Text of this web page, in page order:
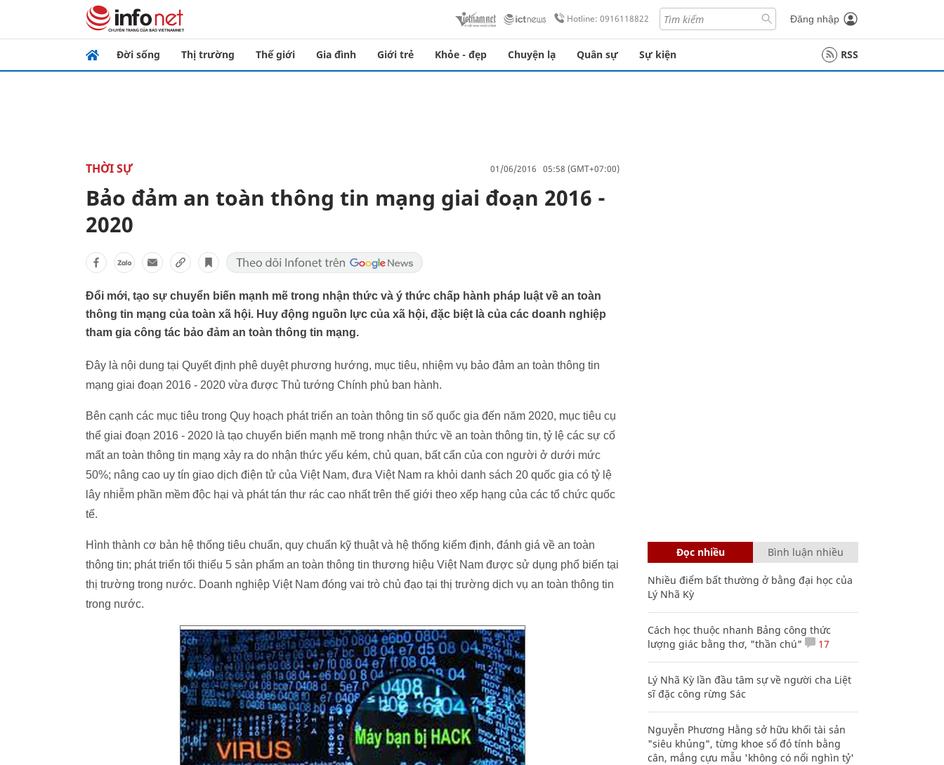
Hotline: 0916118822 Đăng nhập
Đời sống Thị trường Thế giới Gia đình Giới trẻ Khỏe - đẹp Chuyện lạ Quân sự Sự kiện RSS
THỜI SỰ 01/06/2016 05:58 (GMT+07:00)
Bảo đảm an toàn thông tin mạng giai đoạn 2016 -
2020
Đổi mới, tạo sự chuyển biến mạnh mẽ trong nhận thức và ý thức chấp hành pháp luật về an toàn
thông tin mạng của toàn xã hội. Huy động nguồn lực của xã hội, đặc biệt là của các doanh nghiệp
tham gia công tác bảo đảm an toàn thông tin mạng.
Đây là nội dung tại Quyết định phê duyệt phương hướng, mục tiêu, nhiệm vụ bảo đảm an toàn thông tin
mạng giai đoạn 2016 - 2020 vừa được Thủ tướng Chính phủ ban hành.
Bên cạnh các mục tiêu trong Quy hoạch phát triển an toàn thông tin số quốc gia đến năm 2020, mục tiêu cụ
thể giai đoạn 2016 - 2020 là tạo chuyển biến mạnh mẽ trong nhận thức về an toàn thông tin, tỷ lệ các sự cố
mất an toàn thông tin mạng xảy ra do nhận thức yếu kém, chủ quan, bất cẩn của con người ở dưới mức
50%; nâng cao uy tín giao dịch điện tử của Việt Nam, đưa Việt Nam ra khỏi danh sách 20 quốc gia có tỷ lệ
lây nhiễm phần mềm độc hại và phát tán thư rác cao nhất trên thế giới theo xếp hạng của các tổ chức quốc
tế.
Hình thành cơ bản hệ thống tiêu chuẩn, quy chuẩn kỹ thuật và hệ thống kiểm định, đánh giá về an toàn
thông tin; phát triển tối thiểu 5 sản phẩm an toàn thông tin thương hiệu Việt Nam được sử dụng phổ biến tại
thị trường trong nước. Doanh nghiệp Việt Nam đóng vai trò chủ đạo tại thị trường dịch vụ an toàn thông tin
trong nước.
Đọc nhiều Bình luận nhiều
Nhiều điểm bất thường ở bằng đại học của
Lý Nhã Kỳ
Cách học thuộc nhanh Bảng công thức
lượng giác bằng thơ, "thần chú"
17
Lý Nhã Kỳ lần đầu tâm sự về người cha Liệt
sĩ đặc công rừng Sác
Nguyễn Phương Hằng sở hữu khối tài sản
"siêu khủng", từng khoe sổ đỏ tính bằng
cân, mắng cựu mẫu 'không có nổi nghìn tỷ'